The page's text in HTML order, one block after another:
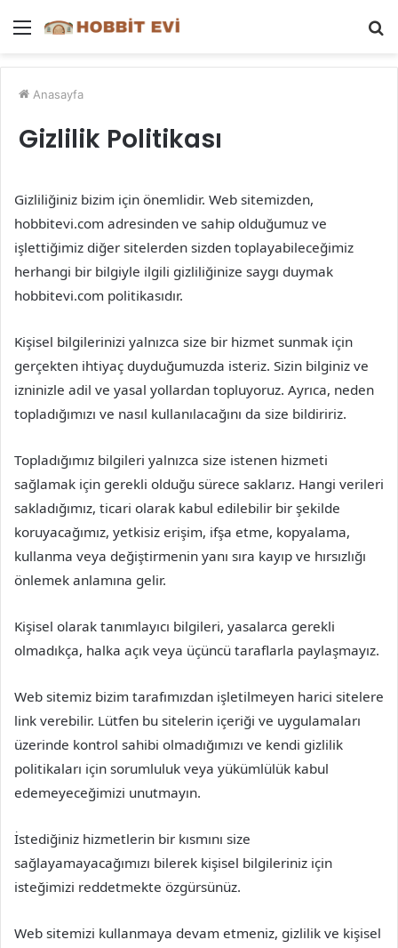
Menü
Anasayfa
Gizlilik Politikası
Gizliliğiniz bizim için önemlidir. Web sitemizden,
hobbitevi.com adresinden ve sahip olduğumuz ve
işlettiğimiz diğer sitelerden sizden toplayabileceğimiz
herhangi bir bilgiyle ilgili gizliliğinize saygı duymak
hobbitevi.com politikasıdır.
Kişisel bilgilerinizi yalnızca size bir hizmet sunmak için
gerçekten ihtiyaç duyduğumuzda isteriz. Sizin bilginiz ve
izninizle adil ve yasal yollardan topluyoruz. Ayrıca, neden
topladığımızı ve nasıl kullanılacağını da size bildiririz.
Topladığımız bilgileri yalnızca size istenen hizmeti
sağlamak için gerekli olduğu sürece saklarız. Hangi verileri
sakladığımız, ticari olarak kabul edilebilir bir şekilde
koruyacağımız, yetkisiz erişim, ifşa etme, kopyalama,
kullanma veya değiştirmenin yanı sıra kayıp ve hırsızlığı
önlemek anlamına gelir.
Kişisel olarak tanımlayıcı bilgileri, yasalarca gerekli
olmadıkça, halka açık veya üçüncü taraflarla paylaşmayız.
Web sitemiz bizim tarafımızdan işletilmeyen harici sitelere
link verebilir. Lütfen bu sitelerin içeriği ve uygulamaları
üzerinde kontrol sahibi olmadığımızı ve kendi gizlilik
politikaları için sorumluluk veya yükümlülük kabul
edemeyeceğimizi unutmayın.
İstediğiniz hizmetlerin bir kısmını size
sağlayamayacağımızı bilerek kişisel bilgileriniz için
isteğimizi reddetmekte özgürsünüz.
Web sitemizi kullanmaya devam etmeniz, gizlilik ve kişisel